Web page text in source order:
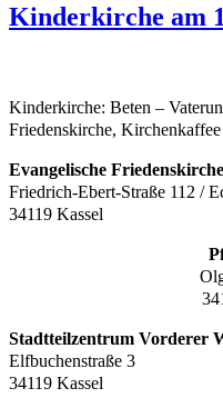
Kinderkirche am
Kinderkirche: Beten –
Friedenskirche,
Evangelische Friedenskirche
Friedrich-Ebert-Straße 112 /
34119 Kassel
Stadtteilzentrum Vorderer
Elfbuchenstraße 3
34119 Kassel